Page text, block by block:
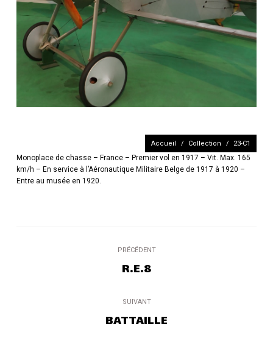
Vous êtes ici :
Accueil Collection 23-C1
Monoplace de chasse – France – Premier vol en 1917 – Vit. Max. 165
km/h – En service à l’Aéronautique Militaire Belge de 1917 à 1920 –
Entre au musée en 1920.
commentaire
PRÉCÉDENT
Onglet
R.E.8
SUIVANT
Projets
BATTAILLE